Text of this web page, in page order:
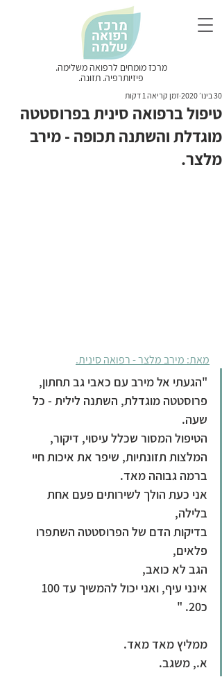
מרכז מומחים לרפואה משלימה.
פיזיותרפיה. תזונה.
טיפול ברפואה סינית בפרוסטטה
מוגדלת והשתנה תכופה - מירב
מלצר.
30 בינו׳ 2020 זמן קריאה 1 דקות
מאת: מירב מלצר - רפואה סינית.
"הגעתי אל מירב עם כאבי גב תחתון,
פרוסטטה מוגדלת, השתנה לילית - כל
שעה.
הטיפול המסור שכלל עיסוי, דיקור,
המלצות תזונתיות, שיפר את איכות חיי
ברמה גבוהה מאד.
אני כעת הולך לשירותים פעם אחת
בלילה,
בדיקות הדם של הפרוסטטה השתפרו
פלאים,
הגב לא כואב,
כ20. "
ממליץ מאד מאד.
א., משגב.